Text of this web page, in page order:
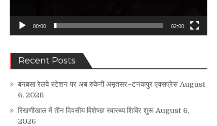
00:00 02:00
Recent Posts
बनबसा रेलवे स्टेशन पर अब रुकेगी अमृतसर–टनकपुर एक्सप्रेस August
6, 2026
रिखणीखाल में तीन दिवसीय विशेषज्ञ स्वास्थ्य शिविर शुरू August 6,
2026